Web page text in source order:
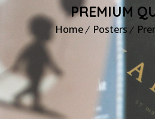
PREMIUM
Home Posters